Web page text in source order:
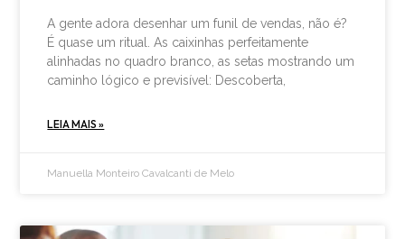
A gente adora desenhar um funil de vendas, não é?
É quase um ritual. As caixinhas perfeitamente
alinhadas no quadro branco, as setas mostrando um
caminho lógico e previsível: Descoberta,
LEIA MAIS »
Manuella Monteiro Cavalcanti de Melo